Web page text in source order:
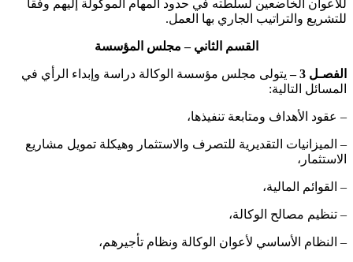
للأعوان الخاضعين لسلطته في حدود المهام الموكولة إليهم وفقا
للتشريع والتراتيب الجاري بها العمل.
القسم الثاني – مجلس المؤسسة
الفصـل 3 –
يتولى مجلس مؤسسة الوكالة دراسة وإبداء الرأي في
المسائل التالية:
– عقود الأهداف ومتابعة تنفيذها،
– الميزانيات التقديرية للتصرف والاستثمار وهيكلة تمويل مشاريع
الاستثمار،
– القوائم المالية،
– تنظيم مصالح الوكالة،
– النظام الأساسي لأعوان الوكالة ونظام تأجيرهم،